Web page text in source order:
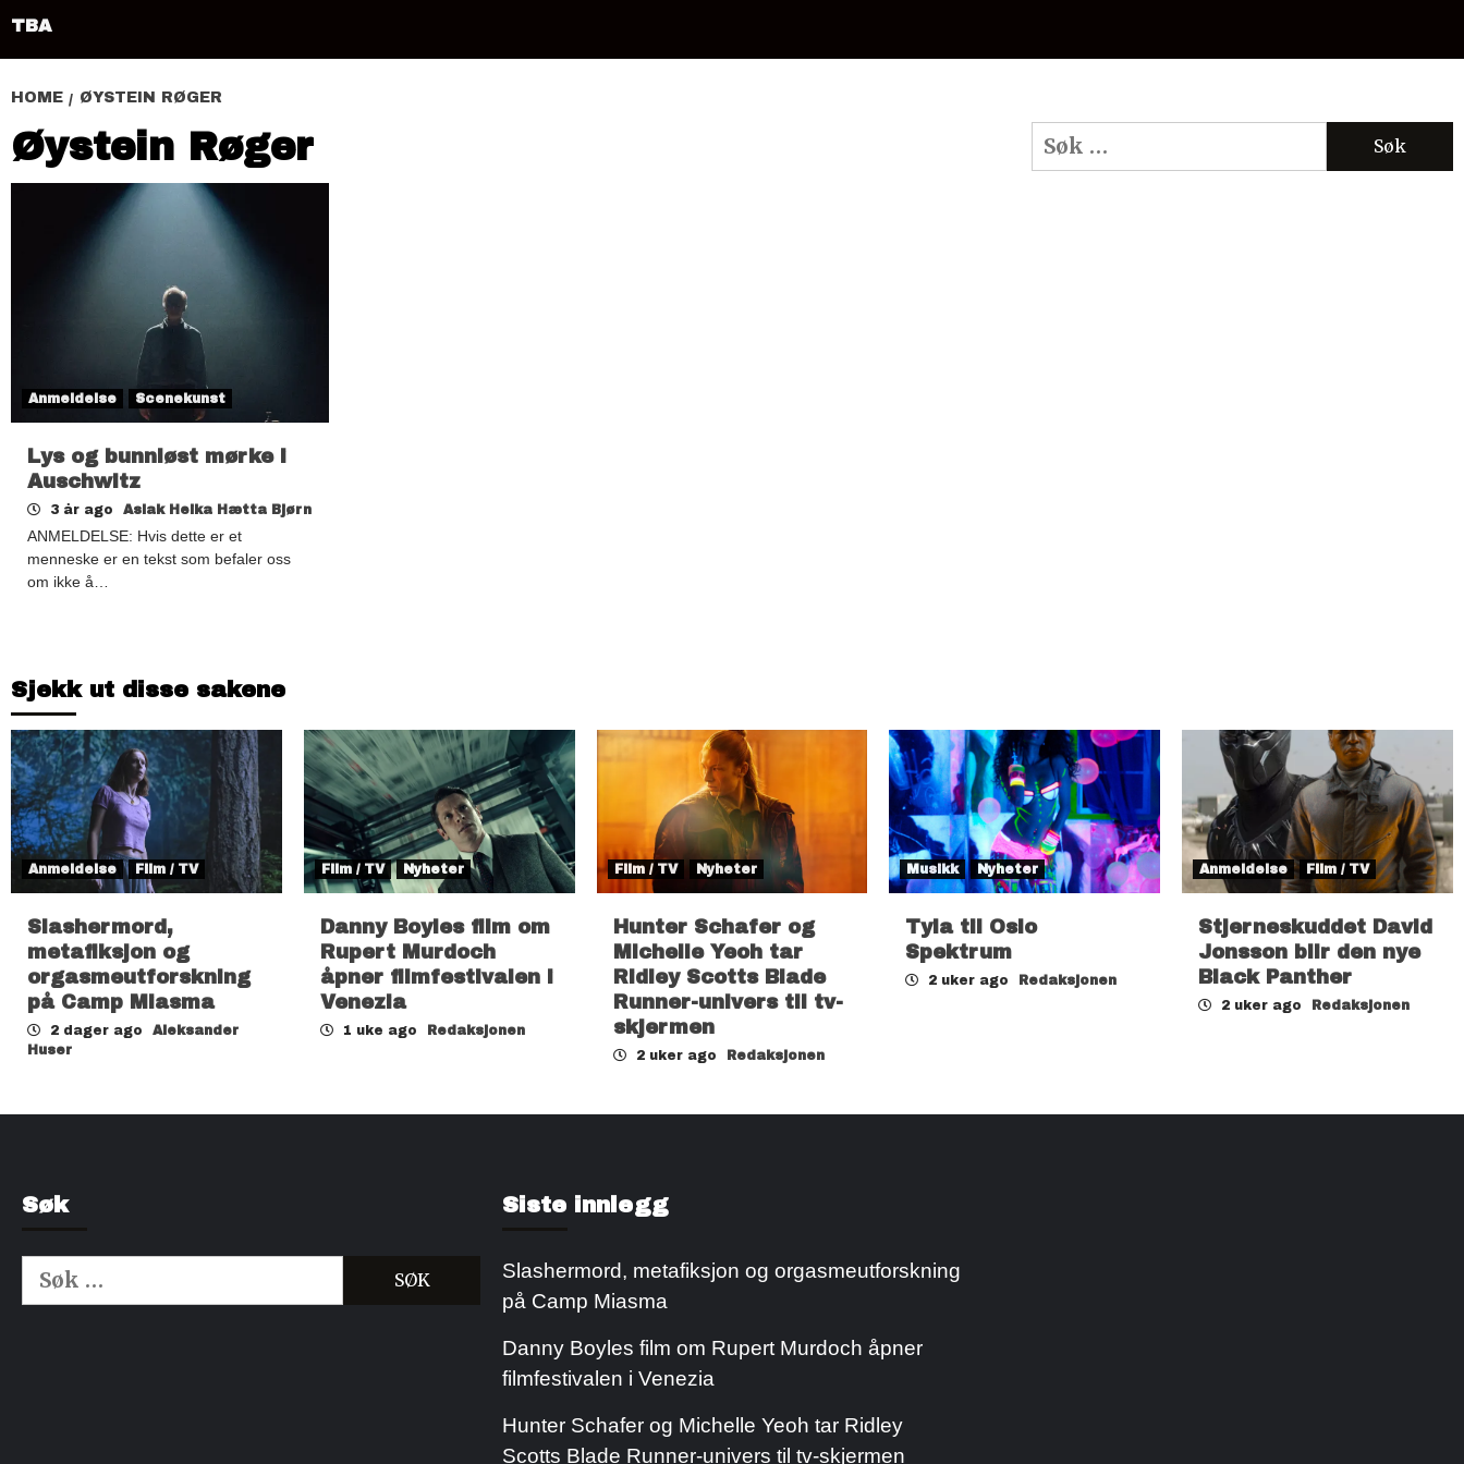
TBA
HOME ØYSTEIN RØGER
Øystein Røger
Anmeldelse Scenekunst
Lys og bunnløst mørke i
Auschwitz
3 år ago Aslak Heika Hætta Bjørn
ANMELDELSE: Hvis dette er et
menneske er en tekst som befaler oss
om ikke å…
Søk
etter:
Sjekk ut disse sakene
Anmeldelse Film / TV
Slashermord,
metafiksjon og
orgasmeutforskning
på Camp Miasma
2 dager ago
Aleksander
Huser
Film / TV Nyheter
Danny Boyles film om
Rupert Murdoch
åpner filmfestivalen i
Venezia
1 uke ago Redaksjonen
Film / TV Nyheter
Hunter Schafer og
Michelle Yeoh tar
Ridley Scotts Blade
Runner-univers til tv-
skjermen
2 uker ago Redaksjonen
Musikk Nyheter
Tyla til Oslo
Spektrum
2 uker ago Redaksjonen
Anmeldelse Film / TV
Stjerneskuddet David
Jonsson blir den nye
Black Panther
2 uker ago Redaksjonen
Søk
Søk
etter:
Siste innlegg
Slashermord, metafiksjon og orgasmeutforskning
på Camp Miasma
Danny Boyles film om Rupert Murdoch åpner
filmfestivalen i Venezia
Hunter Schafer og Michelle Yeoh tar Ridley
Scotts Blade Runner-univers til tv-skjermen